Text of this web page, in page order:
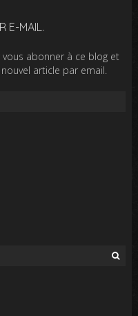
E-MAIL.
abonner à ce blog et
article par email.